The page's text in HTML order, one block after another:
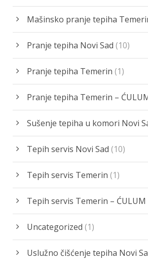
Mašinsko pranje tepiha
Pranje tepiha Novi Sad (10)
Pranje tepiha Temerin (1)
Pranje tepiha Temerin –
Sušenje tepiha u komori Novi
Tepih servis Novi Sad (10)
Tepih servis Temerin (1)
Tepih servis Temerin – ĆULUM
Uncategorized (1)
Uslužno čišćenje tepiha Novi